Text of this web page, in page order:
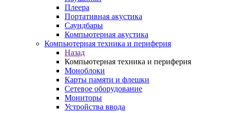
Плеера
Портативная акустика
Саундбары
Компьютерная акустика
Компьютерная техника и периферия
Назад
Компьютерная техника и периферия
Моноблоки
Карты памяти и флешки
Сетевое оборудование
Мониторы
Устройства ввода